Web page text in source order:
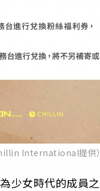
International提供）
少女時代的成員